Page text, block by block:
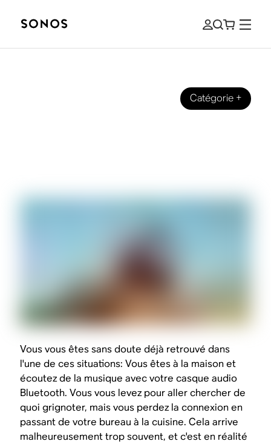
Catégorie+
Vous vous êtes sans doute déjà retrouvé dans
l'une de ces situations: Vous êtes à la maison et
écoutez de la musique avec votre casque audio
Bluetooth. Vous vous levez pour aller chercher de
quoi grignoter, mais vous perdez la connexion en
passant de votre bureau à la cuisine. Cela arrive
malheureusement trop souvent, et c'est en réalité